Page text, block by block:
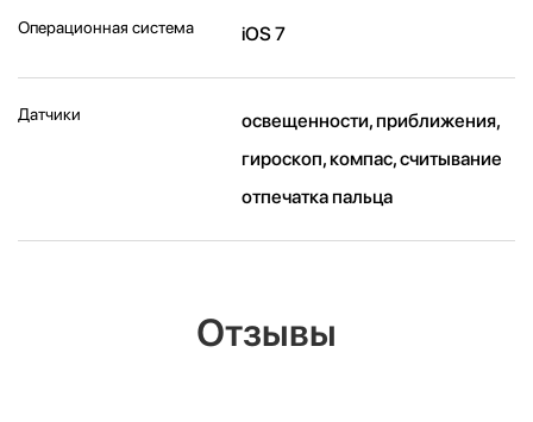
Операционная система iOS 7
Датчики
освещенности, приближения,
гироскоп, компас, считывание
отпечатка пальца
Отзывы